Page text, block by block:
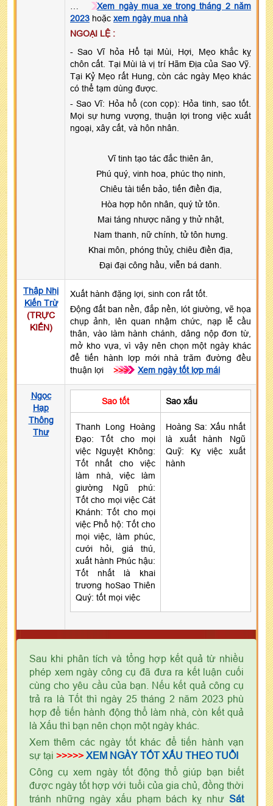
Xem ngày mua xe trong tháng 2 năm
2023 hoặc xem ngày mua nhà
NGOẠI LỆ :
- Sao Vĩ hỏa Hổ tại Mùi, Hợi, Mẹo khắc kỵ
chôn cất. Tại Mùi là vị trí Hãm Địa của Sao Vỹ.
Tại Kỷ Mẹo rất Hung, còn các ngày Mẹo khác
có thể tạm dùng được.
- Sao Vĩ: Hỏa hổ (con cọp): Hỏa tinh, sao tốt.
Mọi sự hưng vượng, thuận lợi trong việc xuất
ngoại, xây cất, và hôn nhân.
Vĩ tinh tạo tác đắc thiên ân,
Phú quý, vinh hoa, phúc thọ ninh,
Chiêu tài tiến bảo, tiến điền địa,
Hòa hợp hôn nhân, quý tử tôn.
Mai táng nhược năng y thử nhật,
Nam thanh, nữ chính, tử tôn hưng.
Khai môn, phóng thủy, chiêu điền địa,
Đại đại công hầu, viễn bá danh.
Thập Nhị
Kiến Trừ
(TRỰC
KIẾN)
Xuất hành đặng lợi, sinh con rất tốt.
Động đất ban nền, đắp nền, lót giường, vẽ họa
chụp ảnh, lên quan nhậm chức, nạp lễ cầu
thân, vào làm hành chánh, dâng nộp đơn từ,
mở kho vựa, vì vậy nên chọn một ngày khác
để tiến hành lợp mới nhà trăm đường đều
thuận lợi
>>> Xem ngày tốt lợp mái
Ngọc
Hạp
Thông
Thư
Sao tốt Sao xấu
Thanh Long Hoàng
Đạo: Tốt cho mọi
việc Nguyệt Không:
Tốt nhất cho việc
làm nhà, việc làm
giường Ngũ phú:
Tốt cho mọi việc Cát
Khánh: Tốt cho mọi
việc Phổ hộ: Tốt cho
mọi việc, làm phúc,
cưới hỏi, giá thú,
xuất hành Phúc hậu:
Tốt nhất là khai
trương hoSao Thiên
Quý: tốt mọi việc
Hoàng Sa: Xấu nhất
là xuất hành Ngũ
Quỹ: Kỵ việc xuất
hành
Sau khi phân tích và tổng hợp kết quả từ nhiều
phép xem ngày công cụ đã đưa ra kết luận cuối
cùng cho yêu cầu của bạn. Nếu kết quả công cụ
trả ra là Tốt thì ngày 25 tháng 2 năm 2023 phù
hợp để tiến hành động thổ làm nhà, còn kết quả
là Xấu thì bạn nên chọn một ngày khác.
Xem thêm các ngày tốt khác để tiến hành vạn
sự tại >>>>> XEM NGÀY TỐT XẤU THEO TUỔI
Công cụ xem ngày tốt động thổ giúp bạn biết
được ngày tốt hợp với tuổi của gia chủ, đồng thời
tránh những ngày xấu phạm bách kỵ như Sát